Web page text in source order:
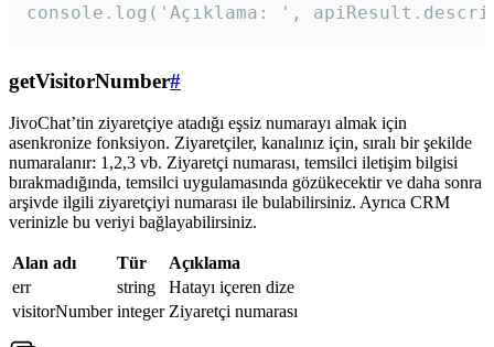
console.log('Açıklama: ',
getVisitorNumber#
JivoChat’tin ziyaretçiye atadığı eşsiz numarayı almak için
asenkronize fonksiyon. Ziyaretçiler, kanalınız için, sıralı bir şekilde
numaralanır: 1,2,3 vb. Ziyaretçi numarası, temsilci iletişim bilgisi
bırakmadığında, temsilci uygulamasında gözükecektir ve daha sonra
arşivde ilgili ziyaretçiyi numarası ile bulabilirsiniz. Ayrıca CRM
verinizle bu veriyi bağlayabilirsiniz.
Alan adı Tür
Açıklama
err
string
Hatayı içeren dize
visitorNumber integer Ziyaretçi numarası